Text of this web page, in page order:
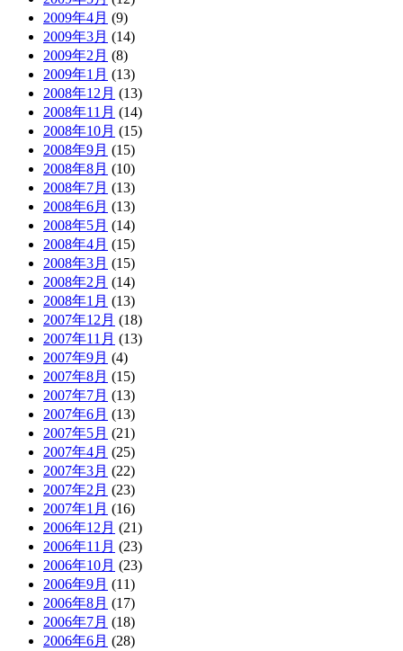
2009年4月 (9)
2009年3月 (14)
2009年2月 (8)
2009年1月 (13)
2008年12月 (13)
2008年11月 (14)
2008年10月 (15)
2008年9月 (15)
2008年8月 (10)
2008年7月 (13)
2008年6月 (13)
2008年5月 (14)
2008年4月 (15)
2008年3月 (15)
2008年2月 (14)
2008年1月 (13)
2007年12月 (18)
2007年11月 (13)
2007年9月 (4)
2007年8月 (15)
2007年7月 (13)
2007年6月 (13)
2007年5月 (21)
2007年4月 (25)
2007年3月 (22)
2007年2月 (23)
2007年1月 (16)
2006年12月 (21)
2006年11月 (23)
2006年10月 (23)
2006年9月 (11)
2006年8月 (17)
2006年7月 (18)
2006年6月 (28)